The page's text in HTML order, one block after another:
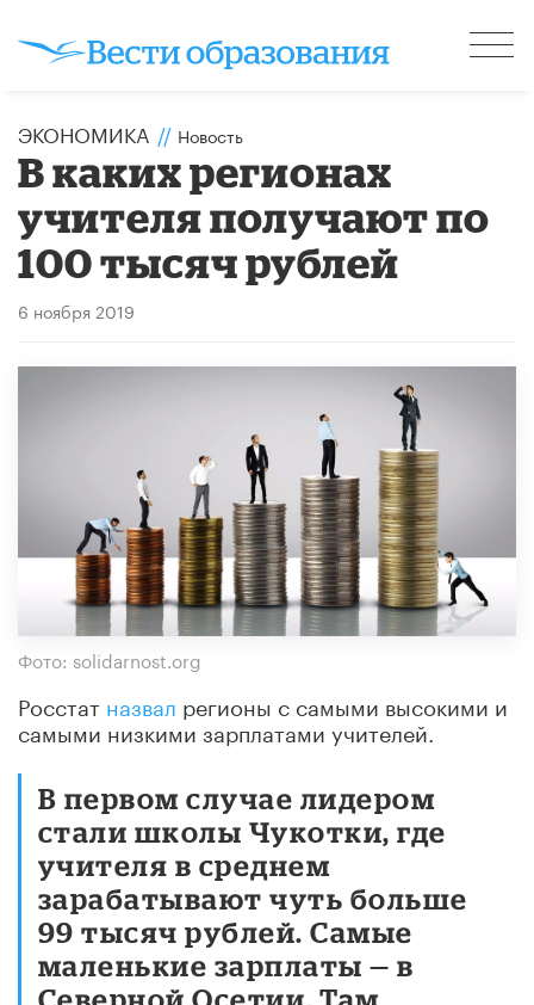
ЭКОНОМИКА // Новость
В каких регионах
учителя получают по
100 тысяч рублей
6 ноября 2019
Фото: solidarnost.org
Росстат назвал регионы с самыми высокими и
самыми низкими зарплатами учителей.
В первом случае лидером
стали школы Чукотки, где
учителя в среднем
зарабатывают чуть больше
99 тысяч рублей. Самые
маленькие зарплаты — в
Северной Осетии. Там